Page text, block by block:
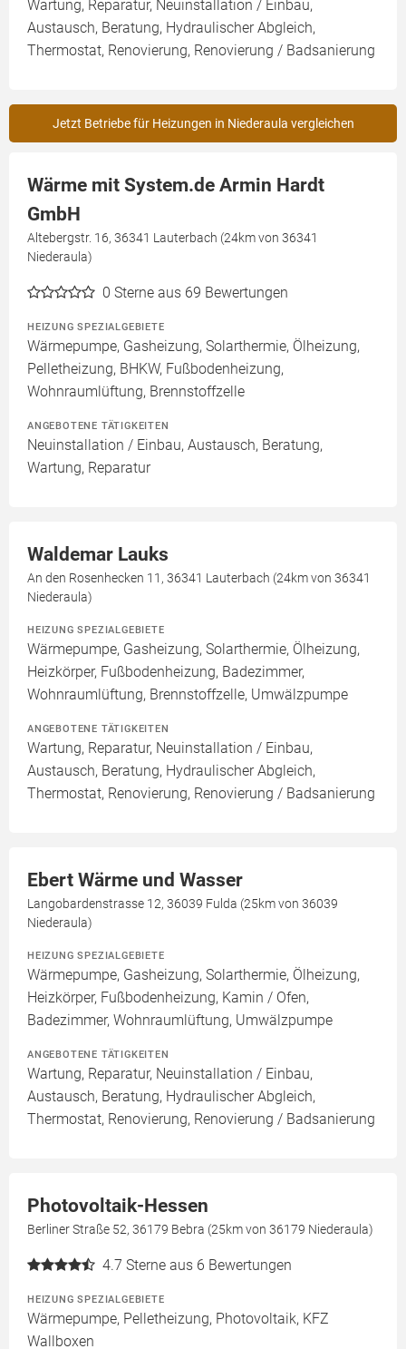
Wartung, Reparatur, Neuinstallation / Einbau,
Austausch, Beratung, Hydraulischer Abgleich,
Thermostat, Renovierung, Renovierung / Badsanierung
Jetzt Betriebe für Heizungen in Niederaula vergleichen
Wärme mit System.de Armin Hardt
GmbH
Altebergstr. 16, 36341 Lauterbach (24km von 36341
Niederaula)
0 Sterne aus 69 Bewertungen
HEIZUNG SPEZIALGEBIETE
Wärmepumpe, Gasheizung, Solarthermie, Ölheizung,
Pelletheizung, BHKW, Fußbodenheizung,
Wohnraumlüftung, Brennstoffzelle
ANGEBOTENE TÄTIGKEITEN
Neuinstallation / Einbau, Austausch, Beratung,
Wartung, Reparatur
Waldemar Lauks
An den Rosenhecken 11, 36341 Lauterbach (24km von 36341
Niederaula)
HEIZUNG SPEZIALGEBIETE
Wärmepumpe, Gasheizung, Solarthermie, Ölheizung,
Heizkörper, Fußbodenheizung, Badezimmer,
Wohnraumlüftung, Brennstoffzelle, Umwälzpumpe
ANGEBOTENE TÄTIGKEITEN
Wartung, Reparatur, Neuinstallation / Einbau,
Austausch, Beratung, Hydraulischer Abgleich,
Thermostat, Renovierung, Renovierung / Badsanierung
Ebert Wärme und Wasser
Langobardenstrasse 12, 36039 Fulda (25km von 36039
Niederaula)
HEIZUNG SPEZIALGEBIETE
Wärmepumpe, Gasheizung, Solarthermie, Ölheizung,
Heizkörper, Fußbodenheizung, Kamin / Ofen,
Badezimmer, Wohnraumlüftung, Umwälzpumpe
ANGEBOTENE TÄTIGKEITEN
Wartung, Reparatur, Neuinstallation / Einbau,
Austausch, Beratung, Hydraulischer Abgleich,
Thermostat, Renovierung, Renovierung / Badsanierung
Photovoltaik-Hessen
Berliner Straße 52, 36179 Bebra (25km von 36179 Niederaula)
4.7 Sterne aus 6 Bewertungen
HEIZUNG SPEZIALGEBIETE
Wärmepumpe, Pelletheizung, Photovoltaik, KFZ
Wallboxen